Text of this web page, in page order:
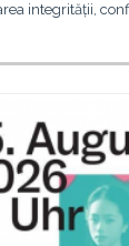
integrității,